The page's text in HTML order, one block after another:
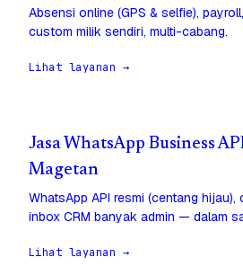
Absensi online (GPS & selfie),
custom milik sendiri, multi-cabang.
Lihat layanan →
Jasa WhatsApp Business
Magetan
WhatsApp API resmi (centang hijau),
inbox CRM banyak admin — dalam
Lihat layanan →